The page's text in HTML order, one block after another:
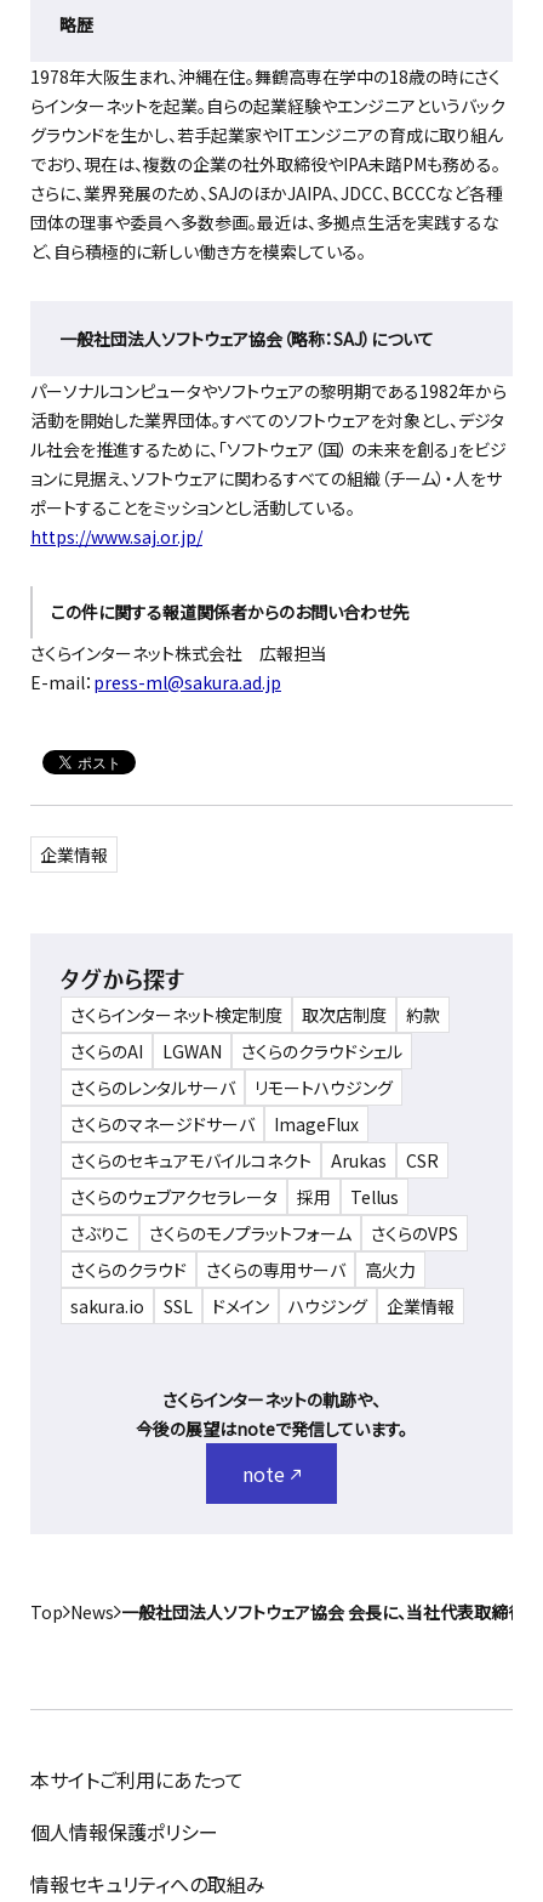
略歴
1978年大阪生まれ、沖縄在住。舞鶴高専在学中の18歳の時にさく
らインターネットを起業。自らの起業経験やエンジニアというバック
グラウンドを生かし、若手起業家やITエンジニアの育成に取り組ん
でおり、現在は、複数の企業の社外取締役やIPA未踏PMも務める。
さらに、業界発展のため、SAJのほかJAIPA、JDCC、BCCCなど各種
団体の理事や委員へ多数参画。最近は、多拠点生活を実践するな
ど、自ら積極的に新しい働き方を模索している。
一般社団法人ソフトウェア協会（略称：SAJ）について
パーソナルコンピュータやソフトウェアの黎明期である1982年から
活動を開始した業界団体。すべてのソフトウェアを対象とし、デジタ
ル社会を推進するために、「ソフトウェア（国） の未来を創る」をビジ
ョンに見据え、ソフトウェアに関わるすべての組織（チーム）・人をサ
ポートすることをミッションとし活動している。
https://www.saj.or.jp/
この件に関する報道関係者からのお問い合わせ先
さくらインターネット株式会社 広報担当
E-mail： press-ml@sakura.ad.jp
企業情報
タグから探す
さくらインターネット検定制度 取次店制度
約款
さくらのAI
LGWAN
さくらのクラウドシェル
さくらのレンタルサーバ
リモートハウジング
さくらのマネージドサーバ
ImageFlux
さくらのセキュアモバイルコネクト
Arukas
CSR
さくらのウェブアクセラレータ
採用
Tellus
さぶりこ
さくらのモノプラットフォーム
さくらのVPS
さくらのクラウド
さくらの専用サーバ
高火力
sakura.io
SSL ドメイン ハウジング 企業情報
さくらインターネットの軌跡や、
今後の展望はnoteで発信しています。
note
Top News 一般社団法人ソフトウェア協会 会長に、当社代表取締役
本サイトご利用にあたって
個人情報保護ポリシー
情報セキュリティへの取組み